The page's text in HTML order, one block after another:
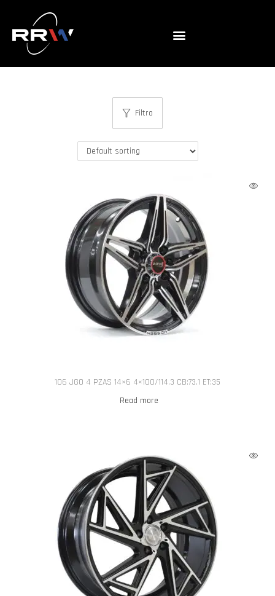
Filtro
106 JGO 4 PZAS 14×6 4×100/114.3 CB:73.1 ET:35
Read more